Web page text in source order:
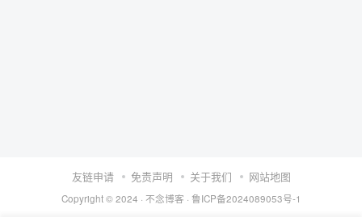
友链申请 免责声明 关于我们 网站地图
Copyright © 2024 · 不念博客 · 鲁ICP备2024089053号-1